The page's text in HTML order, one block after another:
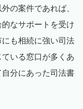
の案件であれば、
なサポートを受け
も相続に強い司法
いる窓口が多くあ
分にあった司法書